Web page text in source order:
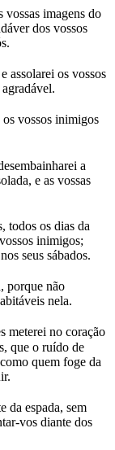
vossas imagens do
dos vossos
assolarei os vossos
os vossos inimigos
a
e as vossas
todos os dias da
inimigos;
seus sábados.
porque não
nela.
meterei no coração
que o ruído de
quem foge da
da espada, sem
vos diante dos